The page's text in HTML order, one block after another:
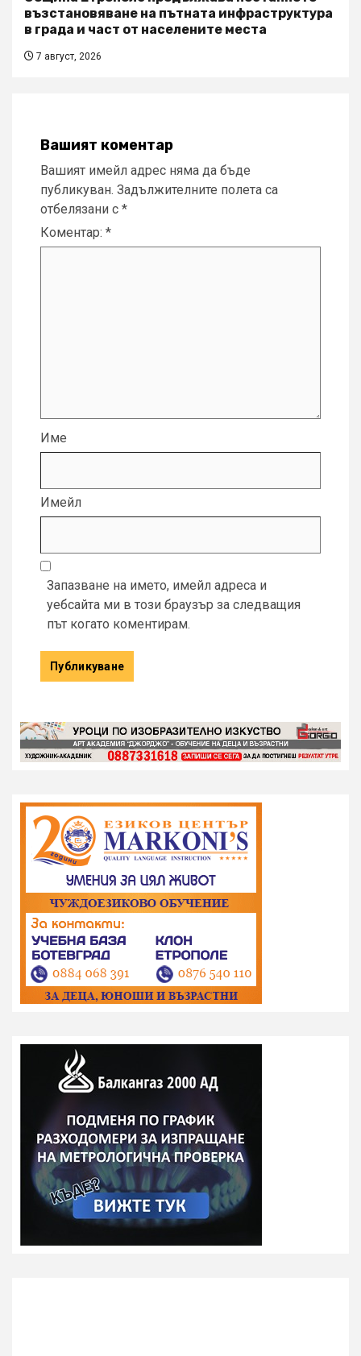
възстановяване на пътната инфраструктура
в града и част от населените места
7 август, 2026
Вашият коментар
Вашият имейл адрес няма да бъде
публикуван. Задължителните полета са
отбелязани с *
Коментар: *
Име
Имейл
Запазване на името, имейл адреса и
уебсайта ми в този браузър за следващия
път когато коментирам.